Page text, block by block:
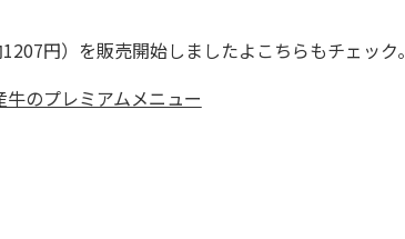
円）を販売開始しましたよこちらもチェック
のプレミアムメニュー